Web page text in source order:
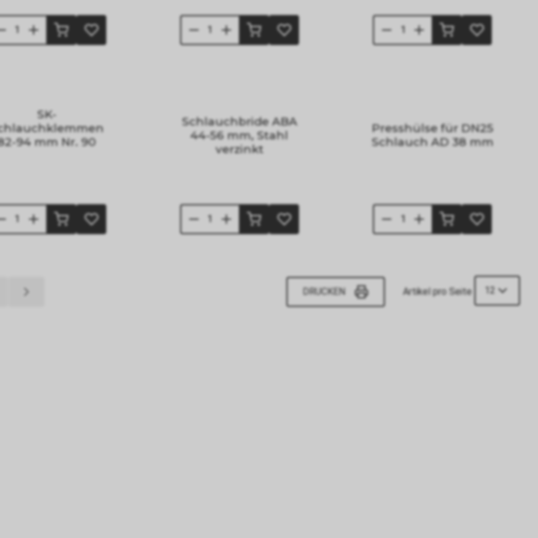
SK-
94 mm Nr. 90
Schlauchbride ABA
44-56 mm, Stahl
verzinkt
Presshülse für DN25
Schlauch AD 38 mm
Artikel pro Seite 12
DRUCKEN